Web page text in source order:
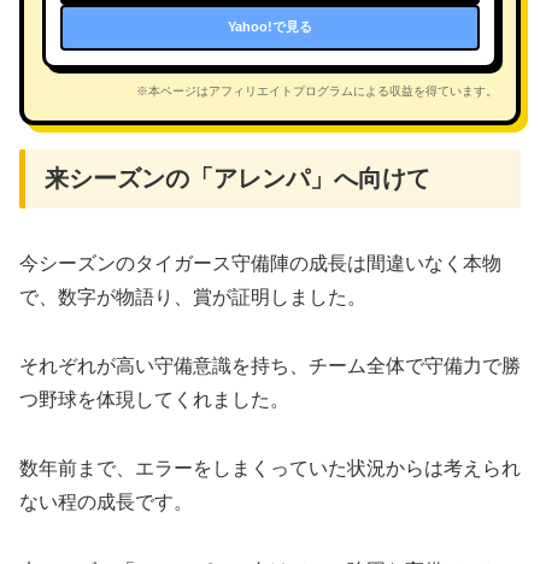
Yahoo!で見る
※本ページはアフィリエイトプログラムによる収益を得ています。
来シーズンの「アレンパ」へ向けて
今シーズンのタイガース守備陣の成長は間違いなく本物
で、数字が物語り、賞が証明しました。
それぞれが高い守備意識を持ち、チーム全体で守備力で勝
つ野球を体現してくれました。
数年前まで、エラーをしまくっていた状況からは考えられ
ない程の成長です。